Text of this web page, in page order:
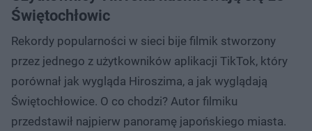
Świętochłowic
Rekordy popularności w sieci bije filmik stworzony
przez jednego z użytkowników aplikacji TikTok, który
porównał jak wygląda Hiroszima, a jak wyglądają
Świętochłowice. O co chodzi? Autor filmiku
przedstawił najpierw panoramę japońskiego miasta.